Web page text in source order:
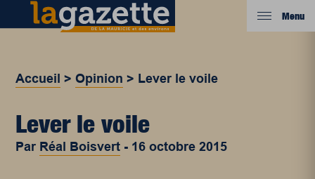
Menu
Accueil >Opinion > Lever le voile
Lever le voile
Par Réal Boisvert - 16 octobre 2015